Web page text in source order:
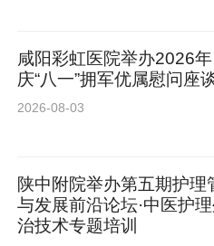
咸阳彩虹医院举办2026年
庆“八一”拥军优属慰问座
2026-08-03
陕中附院举办第五期护理
与发展前沿论坛·中医护
治技术专题培训